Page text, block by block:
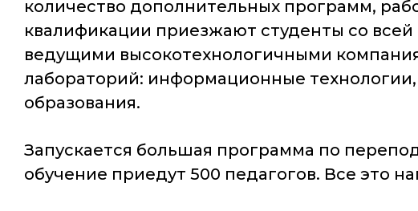
количество дополнительных программ,
квалификации приезжают студенты со всей
ведущими высокотехнологичными
лабораторий: информационные
образования.
Запускается большая программа по
обучение приедут 500 педагогов. Все это